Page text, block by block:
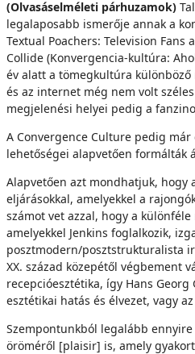
(Olvasáselméleti párhuzamok)
legalaposabb ismerője annak a
Textual Poachers: Television
Collide (Konvergencia-kultúra:
év alatt a tömegkultúra
és az internet még nem volt
megjelenési helyei pedig a
A Convergence Culture pedig
lehetőségei alapvetően formálták
Alapvetően azt mondhatjuk, hogy
eljárásokkal, amelyekkel a
számot vet azzal, hogy a
amelyekkel Jenkins foglalkozik,
posztmodern/posztstrukturalista
XX. század közepétől végbement
recepcióesztétika, így Hans
esztétikai hatás és élvezet, vagy
Szempontunkból legalább
öröméről [plaisir] is, amely